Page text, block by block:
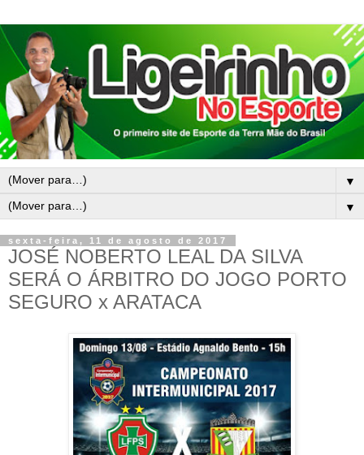
▼
▼
sexta-feira, 11 de agosto de 2017
JOSÉ NOBERTO LEAL DA SILVA
SERÁ O ÁRBITRO DO JOGO PORTO
SEGURO x ARATACA